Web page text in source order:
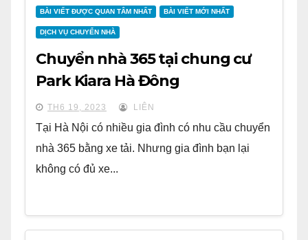
BÀI VIẾT ĐƯỢC QUAN TÂM NHẤT BÀI VIẾT MỚI NHẤT
DỊCH VỤ CHUYỂN NHÀ
Chuyển nhà 365 tại chung cư
Park Kiara Hà Đông
TH6 19, 2023 LIÊN
Tại Hà Nội có nhiều gia đình có nhu cầu chuyển
nhà 365 bằng xe tải. Nhưng gia đình bạn lại
không có đủ xe...